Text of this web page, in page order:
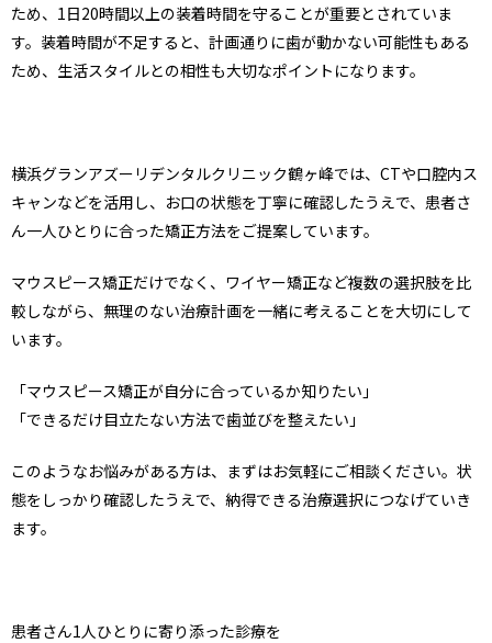
ため、1日20時間以上の装着時間を守ることが重要とされていま
す。装着時間が不足すると、計画通りに歯が動かない可能性もある
ため、生活スタイルとの相性も大切なポイントになります。
横浜グランアズーリデンタルクリニック鶴ヶ峰では、CTや口腔内ス
キャンなどを活用し、お口の状態を丁寧に確認したうえで、患者さ
ん一人ひとりに合った矯正方法をご提案しています。
マウスピース矯正だけでなく、ワイヤー矯正など複数の選択肢を比
較しながら、無理のない治療計画を一緒に考えることを大切にして
います。
「マウスピース矯正が自分に合っているか知りたい」
「できるだけ目立たない方法で歯並びを整えたい」
このようなお悩みがある方は、まずはお気軽にご相談ください。状
態をしっかり確認したうえで、納得できる治療選択につなげていき
ます。
患者さん1人ひとりに寄り添った診療を